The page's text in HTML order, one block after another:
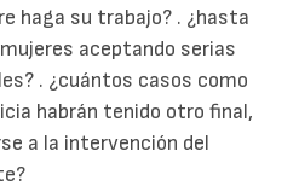
haga su trabajo? . ¿hasta
aceptando serias
. ¿cuántos casos como
habrán tenido otro final,
a la intervención del